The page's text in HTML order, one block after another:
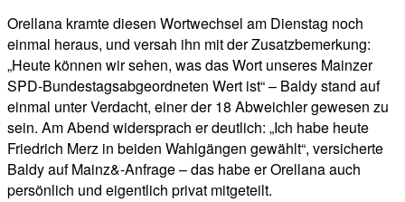
Orellana kramte diesen Wortwechsel am Dienstag noch
einmal heraus, und versah ihn mit der Zusatzbemerkung:
„Heute können wir sehen, was das Wort unseres Mainzer
SPD-Bundestagsabgeordneten Wert ist“ – Baldy stand auf
einmal unter Verdacht, einer der 18 Abweichler gewesen zu
sein. Am Abend widersprach er deutlich: „Ich habe heute
Friedrich Merz in beiden Wahlgängen gewählt“, versicherte
Baldy auf Mainz&-Anfrage – das habe er Orellana auch
persönlich und eigentlich privat mitgeteilt.